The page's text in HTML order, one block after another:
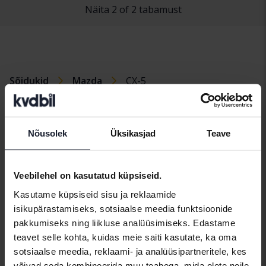
Nõusolek Üksikasjad Teave
Veebilehel on kasutatud küpsiseid.
Kasutame küpsiseid sisu ja reklaamide
isikupärastamiseks, sotsiaalse meedia funktsioonide
pakkumiseks ning liikluse analüüsimiseks. Edastame
teavet selle kohta, kuidas meie saiti kasutate, ka oma
sotsiaalse meedia, reklaami- ja analüüsipartneritele, kes
Näita 2 of 2 tabamust
Sõidukid Mazda CX-5
Mazdamudelid
Mazda 2
Mazda 3
Mazda 6
Mazda CX-5
Automargid